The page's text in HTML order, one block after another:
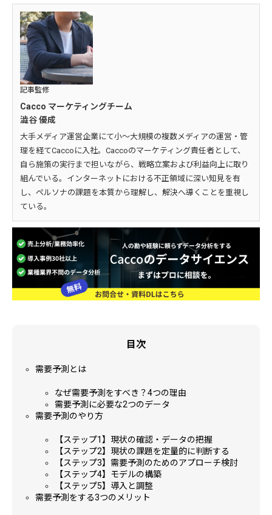
記事監修
Cacco マーケティングチーム
澁谷 優成
大手メディア運営企業にて小～大規模の複数メディアの運営・管
理を経てCaccoに入社。Caccoのマーケティング責任者として、
自ら施策の実行まで担いながら、戦略立案および利益向上に取り
組んでいる。インターネットにおける不正領域に深い知見を有
し、ペルソナの課題を本質から理解し、解決へ導くことを重視し
ている。
目次
需要予測とは
なぜ需要予測をすべき？4つの理由
需要予測に必要な2つのデータ
需要予測のやり方
【ステップ1】現状の確認・データの把握
【ステップ2】現状の課題を定量的に判断する
【ステップ3】需要予測のためのアプローチ検討
【ステップ4】モデルの構築
【ステップ5】導入と調整
需要予測をする3つのメリット